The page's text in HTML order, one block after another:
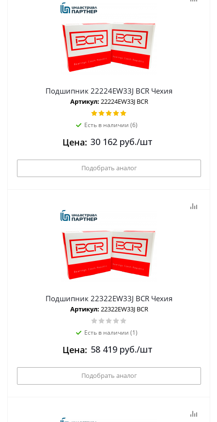
Подшипник 22224EW33J BCR Чехия
Артикул: 22224EW33J BCR
Есть в наличии (6)
Цена: 30 162руб./шт
Подобрать аналог
Подшипник 22322EW33J BCR Чехия
Артикул: 22322EW33J BCR
Есть в наличии (1)
Цена: 58 419руб./шт
Подобрать аналог